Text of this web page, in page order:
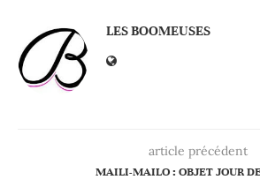
LES BOOMEUSES
article précédent
MAILI-MAILO : OBJET JOUR